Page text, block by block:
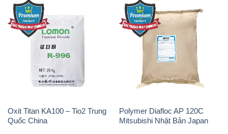
Oxit Titan KA100 – Tio2 Trung
Quốc China
Polymer Diafloc AP 120C
Mitsubishi Nhật Bản Japan